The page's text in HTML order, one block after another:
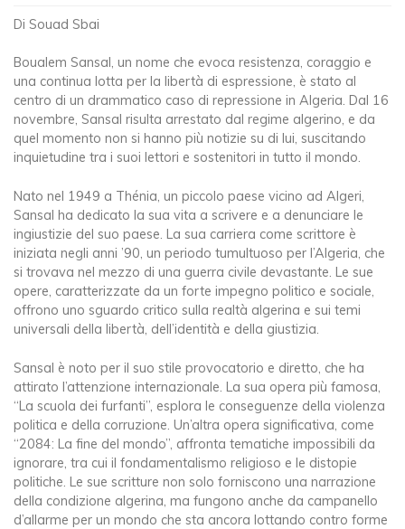
Di Souad Sbai
Boualem Sansal, un nome che evoca resistenza, coraggio e
una continua lotta per la libertà di espressione, è stato al
centro di un drammatico caso di repressione in Algeria. Dal 16
novembre, Sansal risulta arrestato dal regime algerino, e da
quel momento non si hanno più notizie su di lui, suscitando
inquietudine tra i suoi lettori e sostenitori in tutto il mondo.
Nato nel 1949 a Thénia, un piccolo paese vicino ad Algeri,
Sansal ha dedicato la sua vita a scrivere e a denunciare le
ingiustizie del suo paese. La sua carriera come scrittore è
iniziata negli anni ’90, un periodo tumultuoso per l’Algeria, che
si trovava nel mezzo di una guerra civile devastante. Le sue
opere, caratterizzate da un forte impegno politico e sociale,
offrono uno sguardo critico sulla realtà algerina e sui temi
universali della libertà, dell’identità e della giustizia.
Sansal è noto per il suo stile provocatorio e diretto, che ha
attirato l’attenzione internazionale. La sua opera più famosa,
“La scuola dei furfanti”, esplora le conseguenze della violenza
politica e della corruzione. Un’altra opera significativa, come
“2084: La fine del mondo”, affronta tematiche impossibili da
ignorare, tra cui il fondamentalismo religioso e le distopie
politiche. Le sue scritture non solo forniscono una narrazione
della condizione algerina, ma fungono anche da campanello
d’allarme per un mondo che sta ancora lottando contro forme